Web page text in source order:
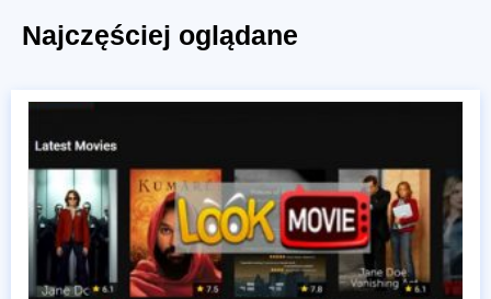
Najczęściej oglądane